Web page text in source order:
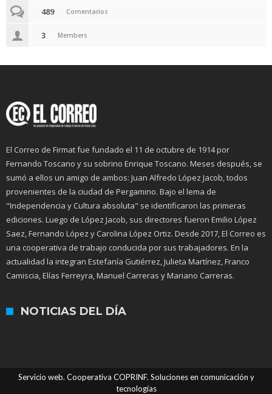
489 Comentarios
3 Members
El Correo de Firmat fue fundado el 11 de octubre de 1914 por
Fernando Toscano y su sobrino Enrique Toscano. Meses después, se
sumó a ellos un amigo de ambos: Juan Alfredo López Jacob, todos
provenientes de la ciudad de Pergamino. Bajo el lema de
"Independencia y Cultura absoluta" se identificaron las primeras
ediciones. Luego de López Jacob, sus directores fueron Emilio López
Saez, Fernando López y Carolina López Ortiz. Desde 2017, El Correo es
una cooperativa de trabajo conducida por sus trabajadores. En la
actualidad la integran Estefanía Gutiérrez, Julieta Martínez, Franco
Camiscia, Elías Ferreyra, Manuel Carreras y Mariano Carreras.
NOTICIAS DEL DÍA
Servicio web. Cooperativa COPRINF. Soluciones en comunicación y
tecnologías